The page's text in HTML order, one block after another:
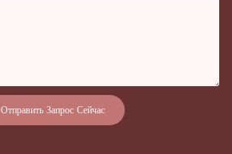
Отправить Запрос Сейчас